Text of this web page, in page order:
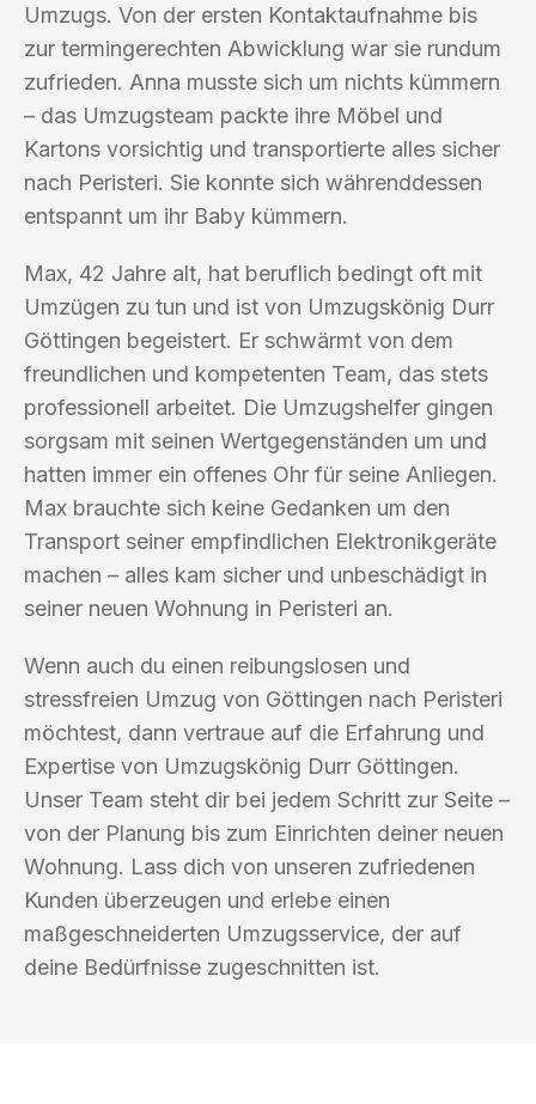
Umzugs. Von der ersten Kontaktaufnahme bis
zur termingerechten Abwicklung war sie rundum
zufrieden. Anna musste sich um nichts kümmern
– das Umzugsteam packte ihre Möbel und
Kartons vorsichtig und transportierte alles sicher
nach Peristeri. Sie konnte sich währenddessen
entspannt um ihr Baby kümmern.
Max, 42 Jahre alt, hat beruflich bedingt oft mit
Umzügen zu tun und ist von Umzugskönig Durr
Göttingen begeistert. Er schwärmt von dem
freundlichen und kompetenten Team, das stets
professionell arbeitet. Die Umzugshelfer gingen
sorgsam mit seinen Wertgegenständen um und
hatten immer ein offenes Ohr für seine Anliegen.
Max brauchte sich keine Gedanken um den
Transport seiner empfindlichen Elektronikgeräte
machen – alles kam sicher und unbeschädigt in
seiner neuen Wohnung in Peristeri an.
Wenn auch du einen reibungslosen und
stressfreien Umzug von Göttingen nach Peristeri
möchtest, dann vertraue auf die Erfahrung und
Expertise von Umzugskönig Durr Göttingen.
Unser Team steht dir bei jedem Schritt zur Seite –
von der Planung bis zum Einrichten deiner neuen
Wohnung. Lass dich von unseren zufriedenen
Kunden überzeugen und erlebe einen
maßgeschneiderten Umzugsservice, der auf
deine Bedürfnisse zugeschnitten ist.